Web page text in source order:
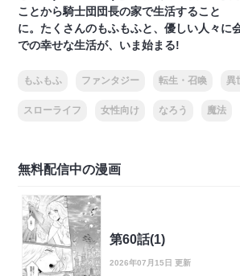
ことから騎士団団長の家で生活すること
に。たくさんのもふもふと、優しい人々に
での幸せな生活が、いま始まる!
もふもふ ファンタジー 転生・召喚 異
スローライフ 女性向け なろう 魔法
無料配信中の漫画
第60話(1)
2026年07月15日 更新